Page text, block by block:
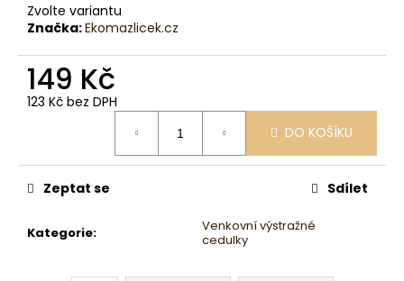
Zvolte variantu
Značka:Ekomazlicek.cz
149 Kč
123 Kč bez DPH
DO KOŠÍKU
Kategorie:
Venkovní výstražné
cedulky
Zeptat se Sdílet